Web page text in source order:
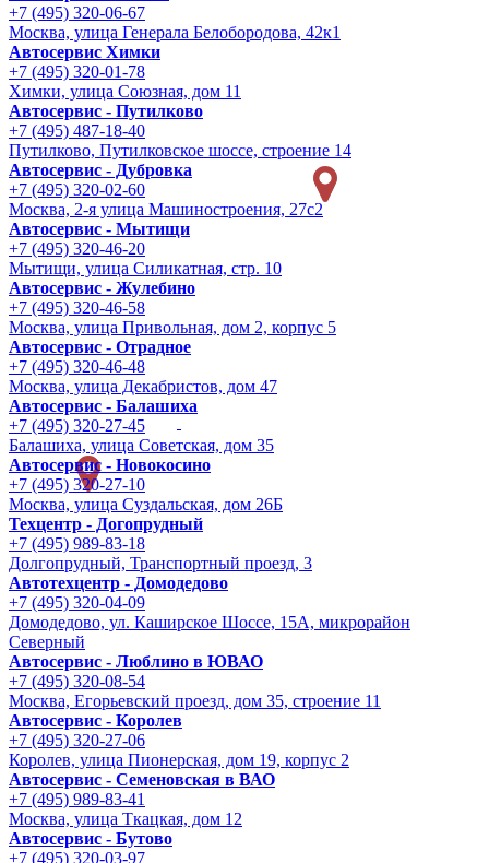
+7 (495) 320-06-67
Москва, улица Генерала Белобородова, 42к1
Автосервис Химки
+7 (495) 320-01-78
Химки, улица Союзная, дом 11
Автосервис - Путилково
+7 (495) 487-18-40
Путилково, Путилковское шоссе, строение 14
Автосервис - Дубровка
+7 (495) 320-02-60
Москва, 2-я улица Машиностроения, 27с2
Автосервис - Мытищи
+7 (495) 320-46-20
Мытищи, улица Силикатная, стр. 10
Автосервис - Жулебино
+7 (495) 320-46-58
Москва, улица Привольная, дом 2, корпус 5
Автосервис - Отрадное
+7 (495) 320-46-48
Москва, улица Декабристов, дом 47
Автосервис - Балашиха
+7 (495) 320-27-45
Балашиха, улица Советская, дом 35
Автосервис - Новокосино
+7 (495) 320-27-10
Москва, улица Суздальская, дом 26Б
Техцентр - Догопрудный
+7 (495) 989-83-18
Долгопрудный, Транспортный проезд, 3
Автотехцентр - Домодедово
+7 (495) 320-04-09
Домодедово, ул. Каширское Шоссе, 15А, микрорайон
Северный
Автосервис - Люблино в ЮВАО
+7 (495) 320-08-54
Москва, Егорьевский проезд, дом 35, строение 11
Автосервис - Королев
+7 (495) 320-27-06
Королев, улица Пионерская, дом 19, корпус 2
Автосервис - Семеновская в ВАО
+7 (495) 989-83-41
Москва, улица Ткацкая, дом 12
Автосервис - Бутово
+7 (495) 320-03-97